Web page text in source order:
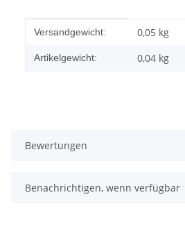
Produkteigenschaft
Wert
Versandgewicht: 0,05 kg
Artikelgewicht: 0,04 kg
Bewertungen
Benachrichtigen, wenn verfügbar